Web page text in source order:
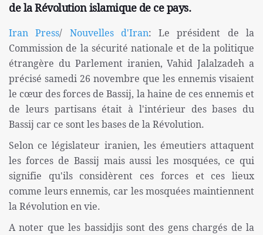
de la Révolution islamique de ce pays.
Iran Press/ Nouvelles d'Iran: Le président de la
Commission de la sécurité nationale et de la politique
étrangère du Parlement iranien, Vahid Jalalzadeh a
précisé samedi 26 novembre que les ennemis visaient
le cœur des forces de Bassij, la haine de ces ennemis et
de leurs partisans était à l'intérieur des bases du
Bassij car ce sont les bases de la Révolution.
Selon ce législateur iranien, les émeutiers attaquent
les forces de Bassij mais aussi les mosquées, ce qui
signifie qu'ils considèrent ces forces et ces lieux
comme leurs ennemis, car les mosquées maintiennent
la Révolution en vie.
A noter que les bassidjis sont des gens chargés de la